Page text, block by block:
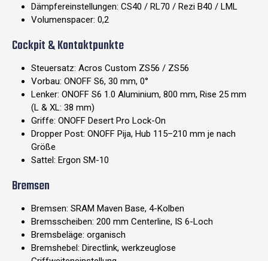
Dämpfereinstellungen: CS40 / RL70 / Rezi B40 / LML
Volumenspacer: 0,2
Cockpit & Kontaktpunkte
Steuersatz: Acros Custom ZS56 / ZS56
Vorbau: ONOFF S6, 30 mm, 0°
Lenker: ONOFF S6 1.0 Aluminium, 800 mm, Rise 25 mm
(L & XL: 38 mm)
Griffe: ONOFF Desert Pro Lock-On
Dropper Post: ONOFF Pija, Hub 115–210 mm je nach
Größe
Sattel: Ergon SM-10
Bremsen
Bremsen: SRAM Maven Base, 4-Kolben
Bremsscheiben: 200 mm Centerline, IS 6-Loch
Bremsbeläge: organisch
Bremshebel: Directlink, werkzeuglose